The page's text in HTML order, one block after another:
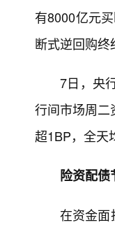
有8000亿元
断式逆回购终
7日，央
行间市场周二
超1BP，全天
险资配债
在资金面